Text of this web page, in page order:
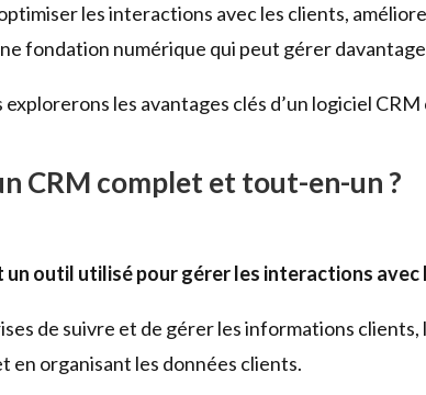
les interactions avec les clients,
fondation numérique qui peut gérer
explorerons les avantages clés d’un logiciel
CRM complet et tout-en-un ?
un outil utilisé pour gérer les interactions
de suivre et de gérer les informations
en organisant les données clients.